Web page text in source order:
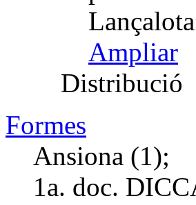
Ampliar
Distribució
Formes
Ansiona (1);
1a. doc.